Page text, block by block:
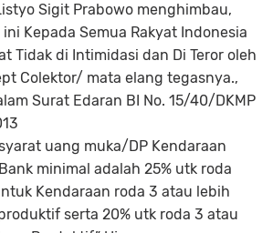
Sigit Prabowo menghimbau,
Kepada Semua Rakyat Indonesia
Tidak di Intimidasi dan Di Teror oleh
Colektor/ mata elang tegasnya.,
Surat Edaran BI No. 15/40/DKMP
uang muka/DP Kendaraan
minimal adalah 25% utk roda
Kendaraan roda 3 atau lebih
serta 20% utk roda 3 atau